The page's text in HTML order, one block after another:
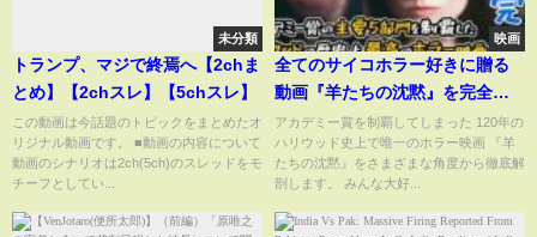
未分類
トランプ、マジで終焉へ【2chま
とめ】【2chスレ】【5chスレ】
この動画は今話題のトピックをまとめたオ
リジナル動画です。 ■動画の内容について
動画のシナリオは2ch(5ch)のスレッドをモ
チーフとしてい...
映画
全てのサイコホラー好きに贈る
動画『羊たちの沈黙』を完全解
説！
アカデミー賞を制覇してしまった 120年の
ハリウッド史上で唯一のホラー映画 『羊
たちの沈黙』をさまざまな角度から徹底解
剖します。 みんな大好...